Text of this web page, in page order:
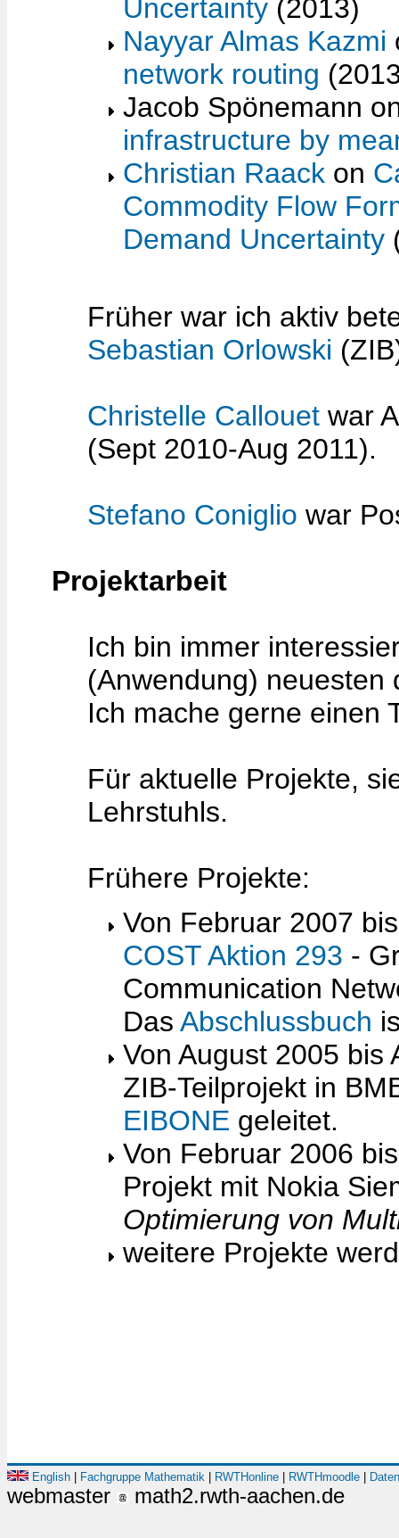
Uncertainty (2013)
Nayyar Almas Kazmi
network routing
Jacob Spönemann
infrastructure by
Christian Raack on
Commodity Flow
Demand Uncertainty
Früher war ich aktiv
Sebastian Orlowski
Christelle Callouet war
(Sept 2010-Aug 2011).
Stefano Coniglio war
Projektarbeit
Ich bin immer
(Anwendung) neuesten
Ich mache gerne einen
Für aktuelle Projekte,
Lehrstuhls.
Frühere Projekte:
Von Februar 2007
COST Aktion 293 -
Communication
Das Abschlussbuch
Von August 2005 bis
ZIB-Teilprojekt in
EIBONE geleitet.
Von Februar 2006
Projekt mit Nokia
Optimierung von
weitere Projekte
English Fachgruppe Mathematik RWTHonline RWTHmoodle
webmaster math2.rwth-aachen.de